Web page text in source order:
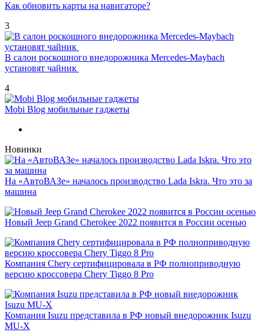
Как обновить карты на навигаторе?
3
В салон роскошного внедорожника Mercedes-Maybach
установят чайник
4
Mobi Blog мобильные гаджеты
Новинки
На «АвтоВАЗе» началось производство Lada Iskra. Что это за
машина
Новый Jeep Grand Cherokee 2022 появится в России осенью
Компания Chery сертифицировала в РФ полноприводную
версию кроссовера Chery Tiggo 8 Pro
Компания Isuzu представила в РФ новый внедорожник Isuzu
MU-X